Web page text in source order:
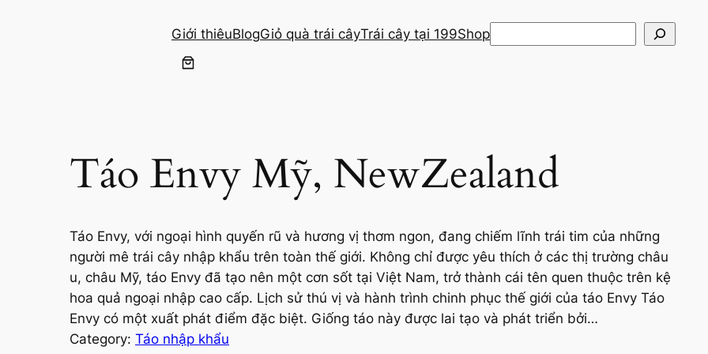
Giới thiêuBlogGiỏ quà trái câyTrái cây tại 199ShopSearch
Táo Envy Mỹ, NewZealand
Táo Envy, với ngoại hình quyến rũ và hương vị thơm ngon, đang chiếm lĩnh trái tim của những
người mê trái cây nhập khẩu trên toàn thế giới. Không chỉ được yêu thích ở các thị trường châu
u, châu Mỹ, táo Envy đã tạo nên một cơn sốt tại Việt Nam, trở thành cái tên quen thuộc trên kệ
hoa quả ngoại nhập cao cấp. Lịch sử thú vị và hành trình chinh phục thế giới của táo Envy Táo
Envy có một xuất phát điểm đặc biệt. Giống táo này được lai tạo và phát triển bởi…
Category: Táo nhập khẩu